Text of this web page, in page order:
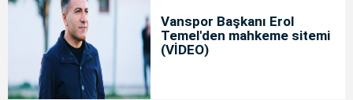
Vanspor Başkanı Erol
Temel'den mahkeme sitemi
(VİDEO)